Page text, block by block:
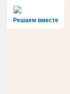
Решаем вместе